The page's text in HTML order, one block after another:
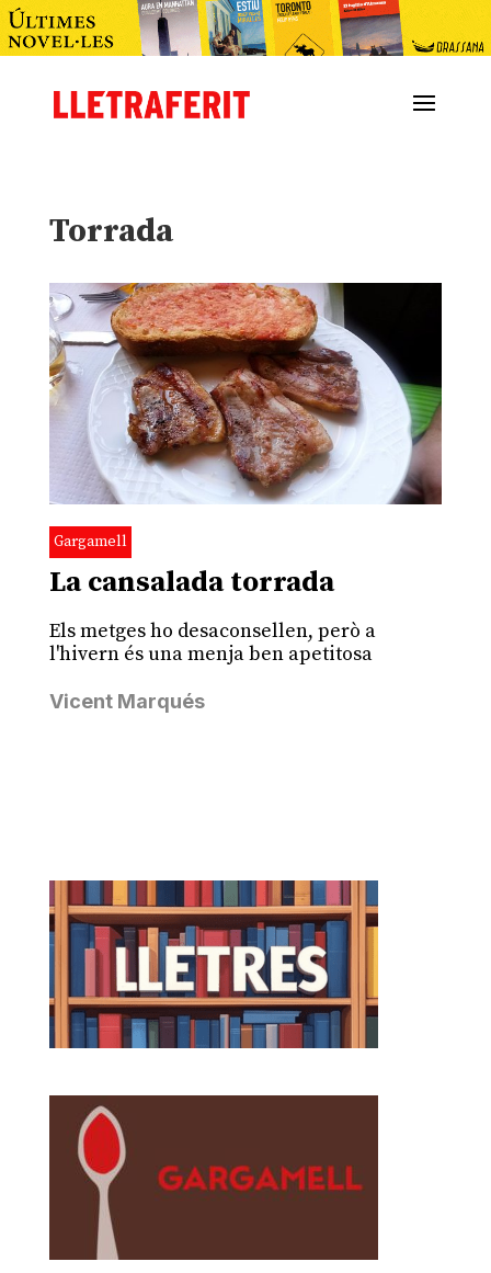
Torrada
Gargamell
La cansalada torrada
Els metges ho desaconsellen, però a
l'hivern és una menja ben apetitosa
Vicent Marqués